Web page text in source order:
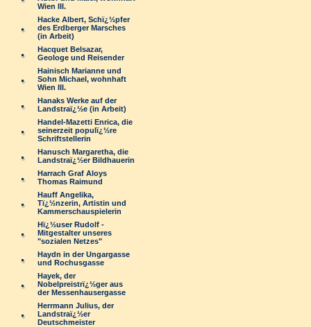
Wien III.
Hacke Albert, Schï¿½pfer
des Erdberger Marsches
(in Arbeit)
Hacquet Belsazar,
Geologe und Reisender
Hainisch Marianne und
Sohn Michael, wohnhaft
Wien III.
Hanaks Werke auf der
Landstraï¿½e (in Arbeit)
Handel-Mazetti Enrica, die
seinerzeit populï¿½re
Schriftstellerin
Hanusch Margaretha, die
Landstraï¿½er Bildhauerin
Harrach Graf Aloys
Thomas Raimund
Hauff Angelika,
Tï¿½nzerin, Artistin und
Kammerschauspielerin
Hï¿½user Rudolf -
Mitgestalter unseres
"sozialen Netzes"
Haydn in der Ungargasse
und Rochusgasse
Hayek, der
Nobelpreistrï¿½ger aus
der Messenhausergasse
Herrmann Julius, der
Landstraï¿½er
Deutschmeister